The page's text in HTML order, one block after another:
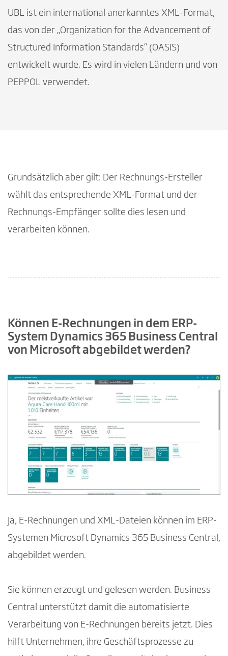
UBL ist ein international anerkanntes XML-Format,
das von der „Organization for the Advancement of
Structured Information Standards“ (OASIS)
entwickelt wurde. Es wird in vielen Ländern und von
PEPPOL verwendet.
Grundsätzlich aber gilt: Der Rechnungs-Ersteller
wählt das entsprechende XML-Format und der
Rechnungs-Empfänger sollte dies lesen und
verarbeiten können.
Können E-Rechnungen in dem ERP-
System Dynamics 365 Business Central
von Microsoft abgebildet werden?
Ja, E-Rechnungen und XML-Dateien können im ERP-
Systemen Microsoft Dynamics 365 Business Central,
abgebildet werden.
Sie können erzeugt und gelesen werden. Business
Central unterstützt damit die automatisierte
Verarbeitung von E-Rechnungen bereits jetzt. Dies
hilft Unternehmen, ihre Geschäftsprozesse zu